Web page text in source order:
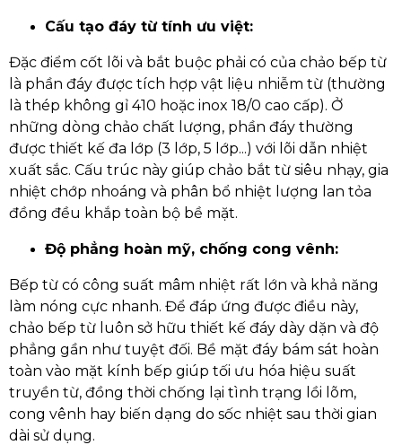
Cấu tạo đáy từ tính ưu việt:
Đặc điểm cốt lõi và bắt buộc phải có của chảo bếp từ
là phần đáy được tích hợp vật liệu nhiễm từ (thường
là thép không gỉ 410 hoặc inox 18/0 cao cấp). Ở
những dòng chảo chất lượng, phần đáy thường
được thiết kế đa lớp (3 lớp, 5 lớp...) với lõi dẫn nhiệt
xuất sắc. Cấu trúc này giúp chảo bắt từ siêu nhạy, gia
nhiệt chớp nhoáng và phân bổ nhiệt lượng lan tỏa
đồng đều khắp toàn bộ bề mặt.
Độ phẳng hoàn mỹ, chống cong vênh:
Bếp từ có công suất mâm nhiệt rất lớn và khả năng
làm nóng cực nhanh. Để đáp ứng được điều này,
chảo bếp từ luôn sở hữu thiết kế đáy dày dặn và độ
phẳng gần như tuyệt đối. Bề mặt đáy bám sát hoàn
toàn vào mặt kính bếp giúp tối ưu hóa hiệu suất
truyền từ, đồng thời chống lại tình trạng lồi lõm,
cong vênh hay biến dạng do sốc nhiệt sau thời gian
dài sử dụng.